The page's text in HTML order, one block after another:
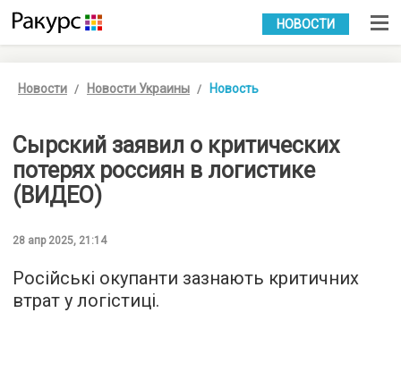
УКР РУС
НОВОСТИ
Новости Новости Украины Новость
Сырский заявил о критических
потерях россиян в логистике
(ВИДЕО)
28 апр 2025, 21:14
Російські окупанти зазнають критичних
втрат у логістиці.